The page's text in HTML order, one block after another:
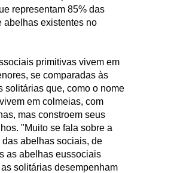
representam 85% das
abelhas existentes no
primitivas vivem em
se comparadas às
solitárias que, como o nome
em colmeias, com
mas constroem seus
"Muito se fala sobre a
das abelhas sociais, de
as abelhas eussociais
solitárias desempenham